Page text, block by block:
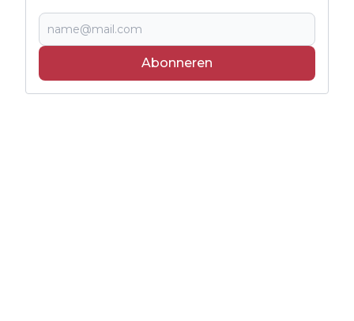
Abonneren